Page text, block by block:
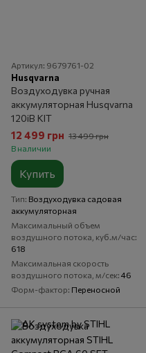
Артикул: 9679761-02
Husqvarna
Воздуходувка ручная
аккумуляторная Husqvarna
120iB KIT
12 499 грн 13 499 грн
В наличии
Купить
Тип Воздуходувка садовая
аккумуляторная
Максимальный объем
воздушного потока, куб.м/час
618
Максимальная скорость
воздушного потока, м/сек 46
Форм-фактор Переносной